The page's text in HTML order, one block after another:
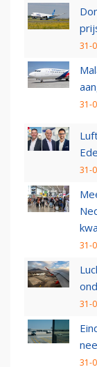
31-
31-
31-
31-
31-
31-